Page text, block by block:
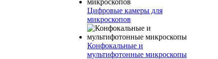
Цифровые камеры для
микроскопов
Конфокальные и
мультифотонные микроскопы